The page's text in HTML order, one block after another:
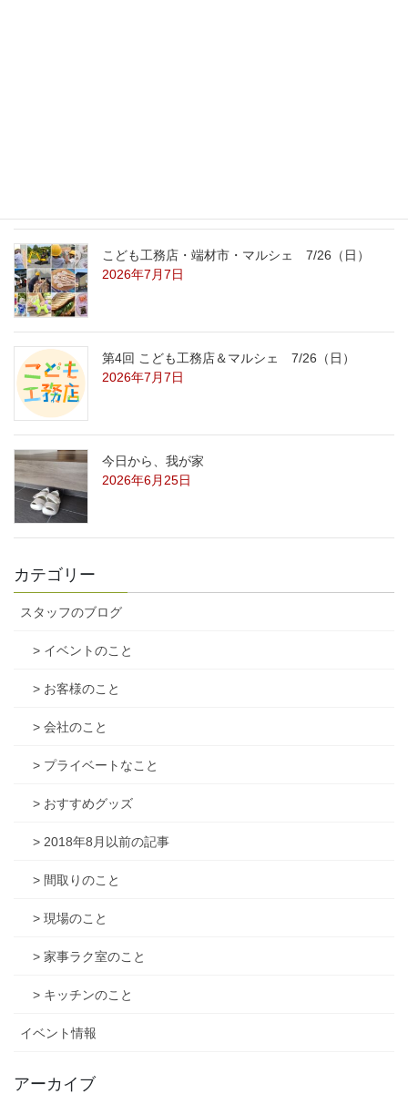
こども工務店・端材市・マルシェ 7/26（日）
2026年7月7日
第4回 こども工務店＆マルシェ 7/26（日）
2026年7月7日
今日から、我が家
2026年6月25日
カテゴリー
スタッフのブログ
> イベントのこと
> お客様のこと
> 会社のこと
> プライベートなこと
> おすすめグッズ
> 2018年8月以前の記事
> 間取りのこと
> 現場のこと
> 家事ラク室のこと
> キッチンのこと
イベント情報
アーカイブ